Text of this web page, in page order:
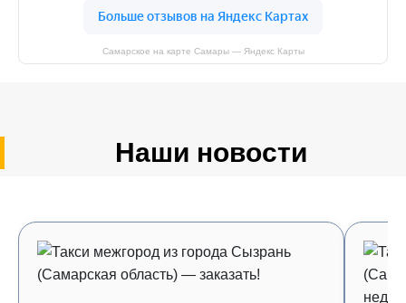
Самарское на карте Самары — Яндекс Карты
Наши новости